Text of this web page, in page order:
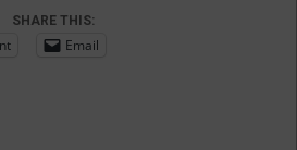
SHARE THIS:
Email